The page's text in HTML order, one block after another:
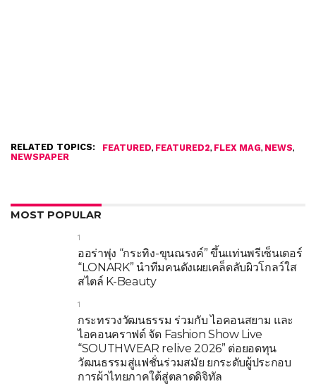
RELATED TOPICS: FEATURED, FEATURED2, FLEX MAG, NEWS,
NEWSPAPER
MOST POPULAR
1
ออร่าพุ่ง “กระทิง-ขุนณรงค์” ขึ้นแท่นพรีเซ็นเตอร์
“LONARK” นำทีมคนดังเผยเคล็ดลับผิวโกลว์ใส
สไตล์ K-Beauty
1
กระทรวงวัฒนธรรม ร่วมกับ ไอคอนสยาม และ
ไอคอนคราฟต์ จัด Fashion Show Live
“SOUTHWEAR relive 2026” ต่อยอดทุน
วัฒนธรรมสู่แฟชั่นร่วมสมัย ยกระดับผู้ประกอบ
การผ้าไทยภาคใต้สู่ตลาดดิจิทัล